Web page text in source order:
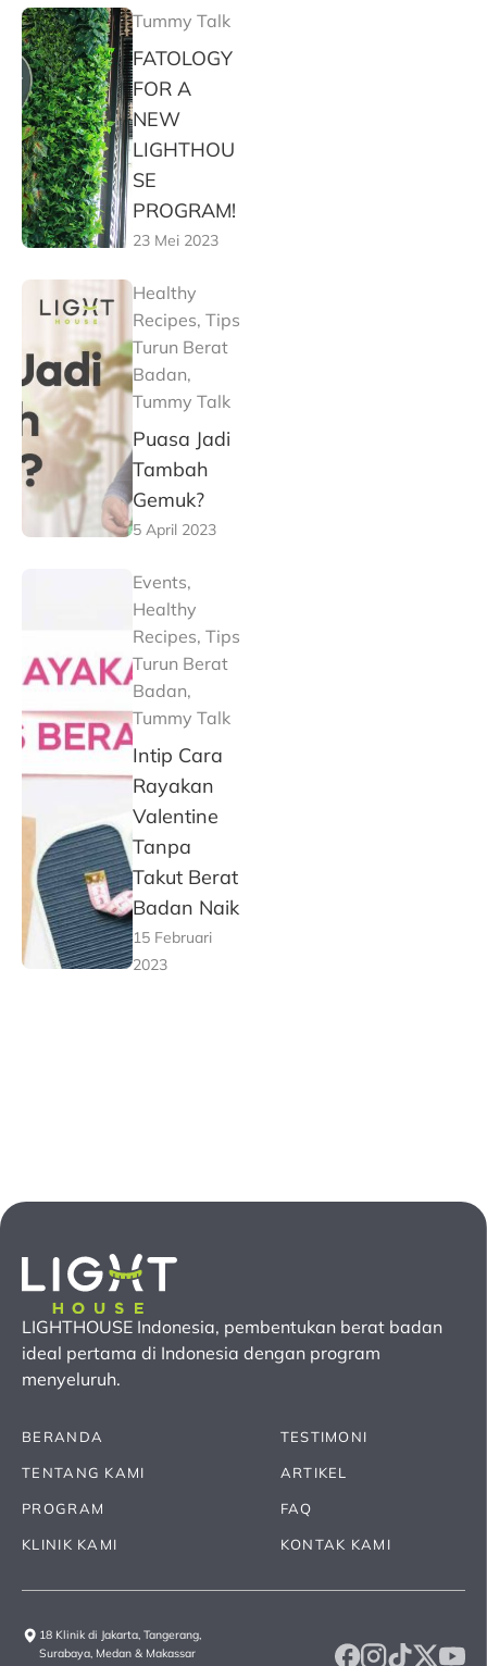
Tummy Talk
FATOLOGY
FOR A
NEW
LIGHTHOU
SE
PROGRAM!
23 Mei 2023
Healthy
Recipes, Tips
Turun Berat
Badan,
Tummy Talk
Puasa Jadi
Tambah
Gemuk?
5 April 2023
Events,
Healthy
Recipes, Tips
Turun Berat
Badan,
Tummy Talk
Intip Cara
Rayakan
Valentine
Tanpa
Takut Berat
Badan Naik
15 Februari
2023
LIGHTHOUSE Indonesia, pembentukan berat badan
ideal pertama di Indonesia dengan program
menyeluruh.
BERANDA
TENTANG KAMI
PROGRAM
KLINIK KAMI
TESTIMONI
ARTIKEL
FAQ
KONTAK KAMI
18 Klinik di Jakarta, Tangerang,
Surabaya, Medan & Makassar